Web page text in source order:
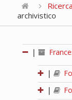
archivistico
|
|
|